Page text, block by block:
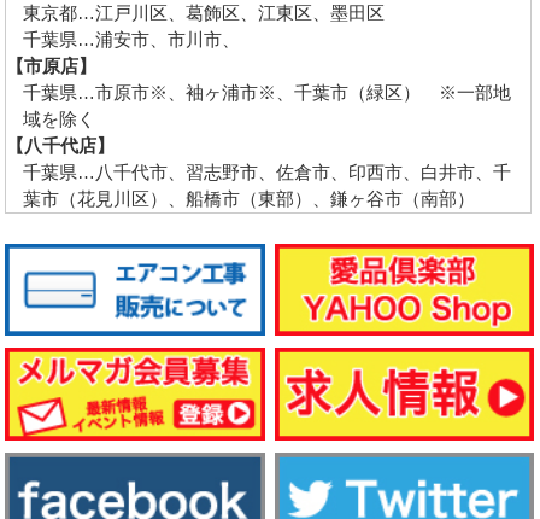
東京都…江戸川区、葛飾区、江東区、墨田区
千葉県…浦安市、市川市、
【市原店】
千葉県…市原市※、袖ヶ浦市※、千葉市（緑区） ※一部地
域を除く
【八千代店】
千葉県…八千代市、習志野市、佐倉市、印西市、白井市、千
葉市（花見川区）、船橋市（東部）、鎌ヶ谷市（南部）